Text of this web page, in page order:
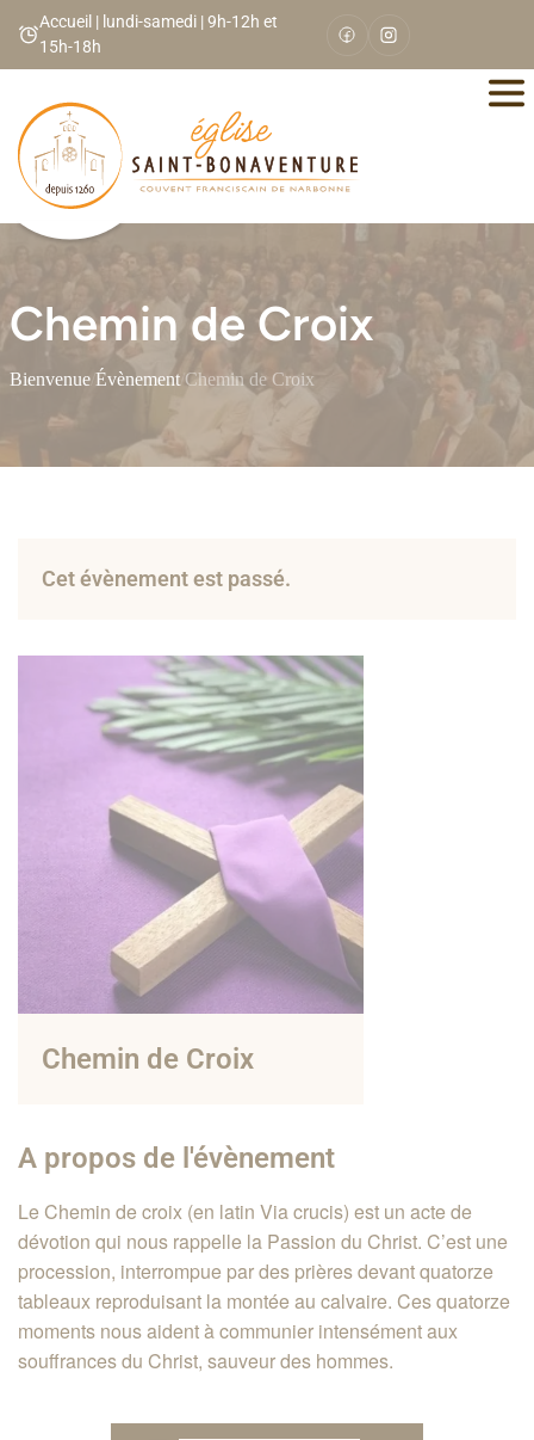
Panneau de gestion des cookies
Accueil | lundi-samedi | 9h-12h et
15h-18h
Chemin de Croix
Bienvenue Évènement/Chemin de Croix
Cet évènement est passé.
Chemin de Croix
A propos de l'évènement
Le Chemin de croix (en latin Via crucis) est un acte de
dévotion qui nous rappelle la Passion du Christ. C’est une
procession, interrompue par des prières devant quatorze
tableaux reproduisant la montée au calvaire. Ces quatorze
moments nous aident à communier intensément aux
souffrances du Christ, sauveur des hommes.